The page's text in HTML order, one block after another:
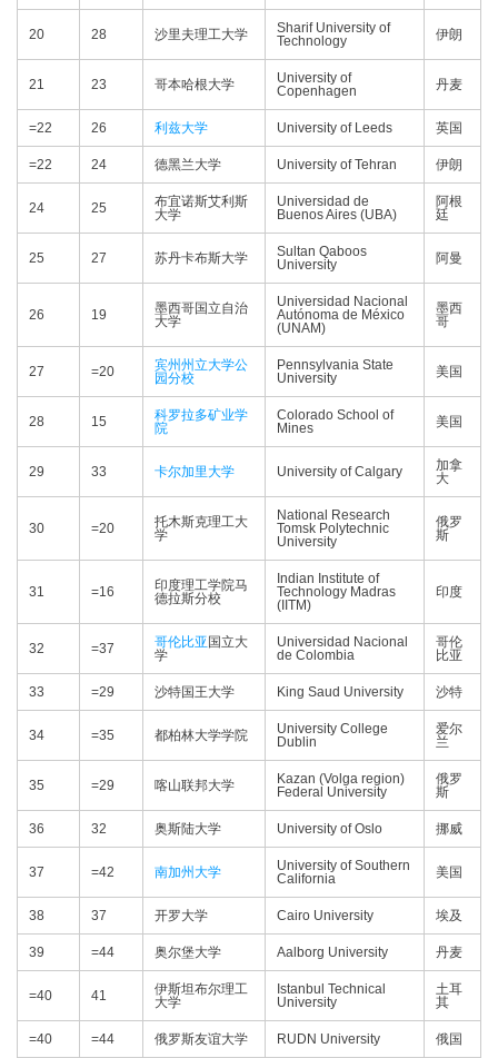
20 28 沙里夫理工大学
Sharif University of
Technology
伊朗
21 23 哥本哈根大学
University of
Copenhagen
丹麦
=22 26 利兹大学 University of Leeds 英国
=22 24 德黑兰大学 University of Tehran 伊朗
24 25
布宜诺斯艾利斯
大学
Universidad de
Buenos Aires (UBA)
阿根
廷
25 27 苏丹卡布斯大学
Sultan Qaboos
University
阿曼
26 19
墨西哥国立自治
大学
Universidad Nacional
Autónoma de México
(UNAM)
墨西
哥
27 =20
宾州州立大学公
园分校
Pennsylvania State
University
美国
28 15
科罗拉多矿业学
院
Colorado School of
Mines
美国
29 33 卡尔加里大学 University of Calgary
加拿
大
30 =20
托木斯克理工大
学
National Research
Tomsk Polytechnic
University
俄罗
斯
31 =16
印度理工学院马
德拉斯分校
Indian Institute of
Technology Madras
(IITM)
印度
32 =37 哥伦比亚 国立大
学
Universidad Nacional
de Colombia
哥伦
比亚
33 =29 沙特国王大学 King Saud University 沙特
34 =35 都柏林大学学院
University College
Dublin
爱尔
兰
35 =29 喀山联邦大学
Kazan (Volga region)
Federal University
俄罗
斯
36 32 奥斯陆大学 University of Oslo 挪威
37 =42 南加州大学
University of Southern
California
美国
38 37 开罗大学 Cairo University 埃及
39 =44 奥尔堡大学 Aalborg University 丹麦
=40 41
伊斯坦布尔理工
大学
Istanbul Technical
University
土耳
其
=40 =44 俄罗斯友谊大学 RUDN University 俄国